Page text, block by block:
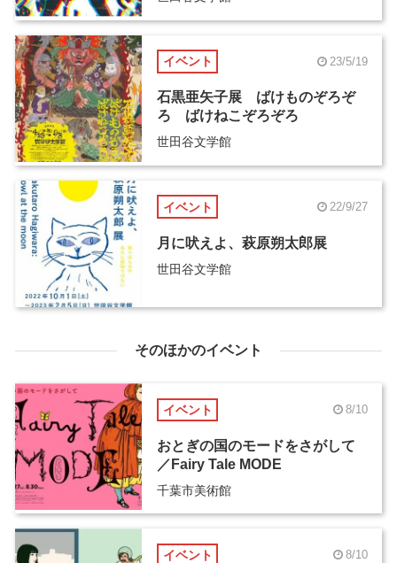
イベント 23/5/19
石黒亜矢子展 ばけものぞろぞ
ろ ばけねこぞろぞろ
世田谷文学館
イベント 22/9/27
月に吠えよ、萩原朔太郎展
世田谷文学館
そのほかのイベント
イベント 8/10
おとぎの国のモードをさがして
／Fairy Tale MODE
千葉市美術館
イベント 8/10